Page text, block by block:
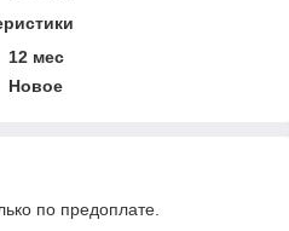
12 мес
Новое
по предоплате.